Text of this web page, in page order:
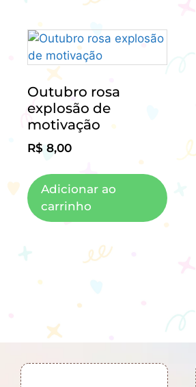
Outubro rosa
explosão de
motivação
R$ 8,00
Adicionar ao
carrinho